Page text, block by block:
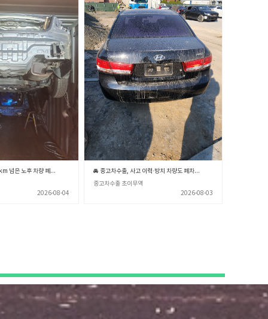
🚘 중고차수출, 20만km 넘은 노후 차량 폐차장 보내기 전 꼭 알아야 할 3가지 💡 (중고차수출 초이무역)
2026-08-04
🚘 중고차수출, 사고 이력·방치 차량도 폐차보다 돈 되는 이유 💡 (중고차수출 초이무역)
중고차수출 초이무역
2026-08-03